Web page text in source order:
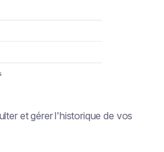
et gérer l'historique de vos